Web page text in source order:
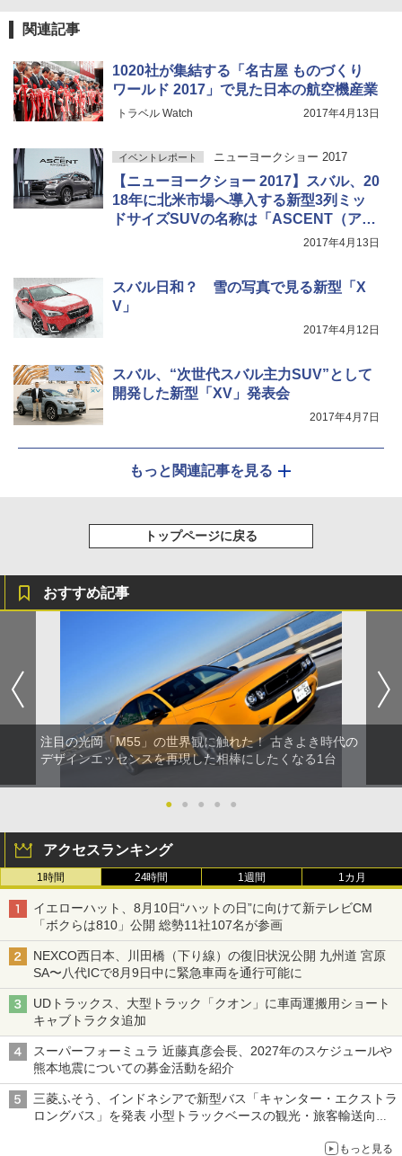
関連記事
1020社が集結する「名古屋 ものづくり
ワールド 2017」で見た日本の航空機産業
トラベル Watch 2017年4月13日
イベントレポート ニューヨークショー 2017
【ニューヨークショー 2017】スバル、20
18年に北米市場へ導入する新型3列ミッ
ドサイズSUVの名称は「ASCENT（アセ
2017年4月13日
スバル日和？ 雪の写真で見る新型「X
V」
2017年4月12日
スバル、“次世代スバル主力SUV”として
開発した新型「XV」発表会
2017年4月7日
もっと関連記事を見る
トップページに戻る
おすすめ記事
注目の光岡「M55」の世界観に触れた！ 古きよき時代の
デザインエッセンスを再現した相棒にしたくなる1台
● ● ● ● ●
アクセスランキング
1時間 24時間 1週間 1カ月
イエローハット、8月10日“ハットの日”に向けて新テレビCM
「ボクらは810」公開 総勢11社107名が参画
NEXCO西日本、川田橋（下り線）の復旧状況公開 九州道 宮原
SA〜八代ICで8月9日中に緊急車両を通行可能に
UDトラックス、大型トラック「クオン」に車両運搬用ショート
キャブトラクタ追加
スーパーフォーミュラ 近藤真彦会長、2027年のスケジュールや
熊本地震についての募金活動を紹介
三菱ふそう、インドネシアで新型バス「キャンター・エクストラ
ロングバス」を発表 小型トラックベースの観光・旅客輸送向け
もっと見る